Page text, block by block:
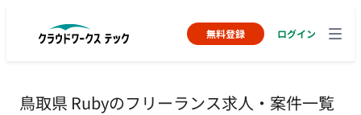
無料登録 ログイン
鳥取県 Rubyのフリーランス求人・案件一覧